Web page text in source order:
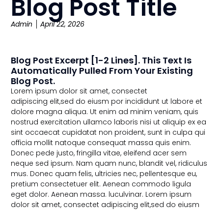
Blog Post Title
Admin April 22, 2026
Blog Post Excerpt [1-2 Lines]. This Text Is
Automatically Pulled From Your Existing
Blog Post.
Lorem ipsum dolor sit amet, consectet
adipiscing elit,sed do eiusm por incididunt ut labore et
dolore magna aliqua. Ut enim ad minim veniam, quis
nostrud exercitation ullamco laboris nisi ut aliquip ex ea
sint occaecat cupidatat non proident, sunt in culpa qui
officia mollit natoque consequat massa quis enim.
Donec pede justo, fringilla vitae, eleifend acer sem
neque sed ipsum. Nam quam nunc, blandit vel, ridiculus
mus. Donec quam felis, ultricies nec, pellentesque eu,
pretium consectetuer elit. Aenean commodo ligula
eget dolor. Aenean massa. luculvinar. Lorem ipsum
dolor sit amet, consectet adipiscing elit,sed do eiusm